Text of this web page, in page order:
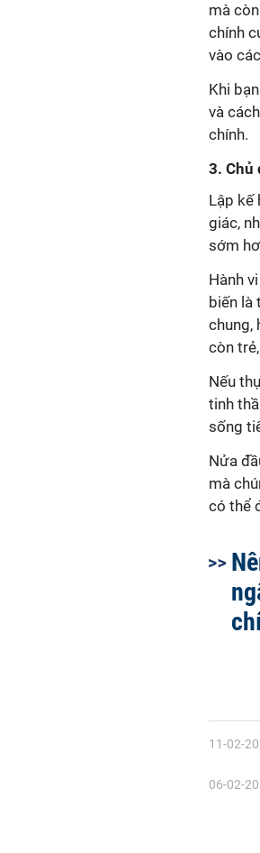
mà
chính
vào
Khi
và
chính.
3. Chủ
Lập kế
giác,
sớm
Hành
biến là
chung,
còn
Nếu
tinh
sống
Nửa
mà
có thể
11-02-
06-02-